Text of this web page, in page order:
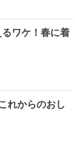
るワケ！春に着
れからのおし